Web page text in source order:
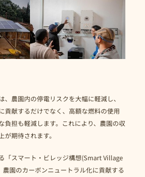
、農園内の停電リスクを大幅に軽減し、
貢献するだけでなく、高額な燃料の使用
負担も軽減します。これにより、農園の収
期待されます。
「スマート・ビレッジ構想(Smart Village
園のカーボンニュートラル化に貢献する